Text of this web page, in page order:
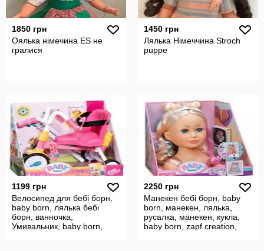
1850 грн
Оялька німечина ES не
гралися
1450 грн
Лялька Німеччина Stroch
puppe
1199 грн
Велосипед для бебі борн,
baby born, лялька бебі
борн, ванночка,
Умивальник, baby born,
2250 грн
Манекен бебі борн, baby
born, манекен, лялька,
русалка, манекен, кукла,
baby born, zapf creation,